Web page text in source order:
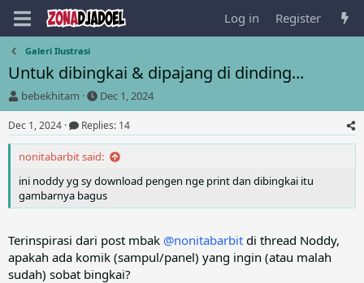
Log in Register
Galeri Ilustrasi
Untuk dibingkai & dipajang di dinding...
T
h
r
e
a
s
t
a
t
e
r
bebekhitam
S
t
a
r
t
a
t
e
Dec 1, 2024
Dec 1, 2024 Replies: 14
nonitabarbit said:
ini noddy yg sy download pengen nge print dan dibingkai itu
gambarnya bagus
Terinspirasi dari post mbak @nonitabarbit di thread Noddy,
apakah ada komik (sampul/panel) yang ingin (atau malah
sudah) sobat bingkai?